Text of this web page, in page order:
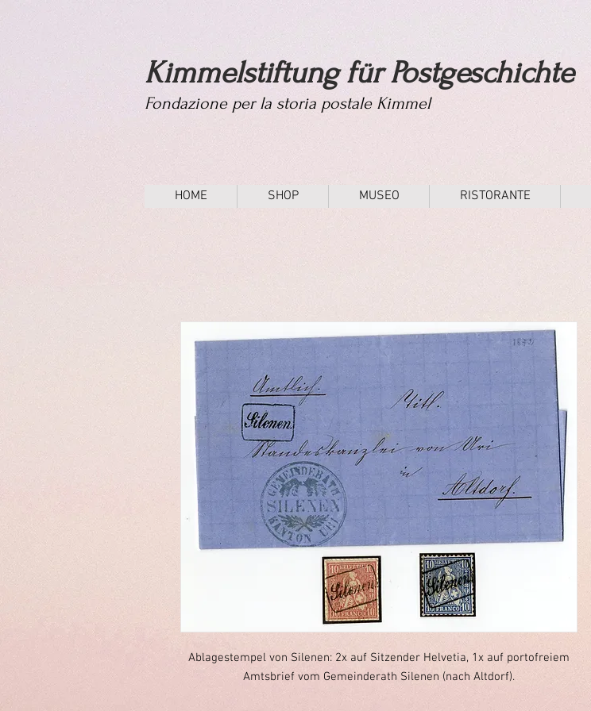
Kimmelstiftung für Postgeschichte
Fondazione per la storia postale Kimmel
HOME SHOP MUSEO RISTORANTE
Ablagestempel von Silenen: 2x auf Sitzender Helvetia, 1x auf portofreiem
Amtsbrief vom Gemeinderath Silenen (nach Altdorf).